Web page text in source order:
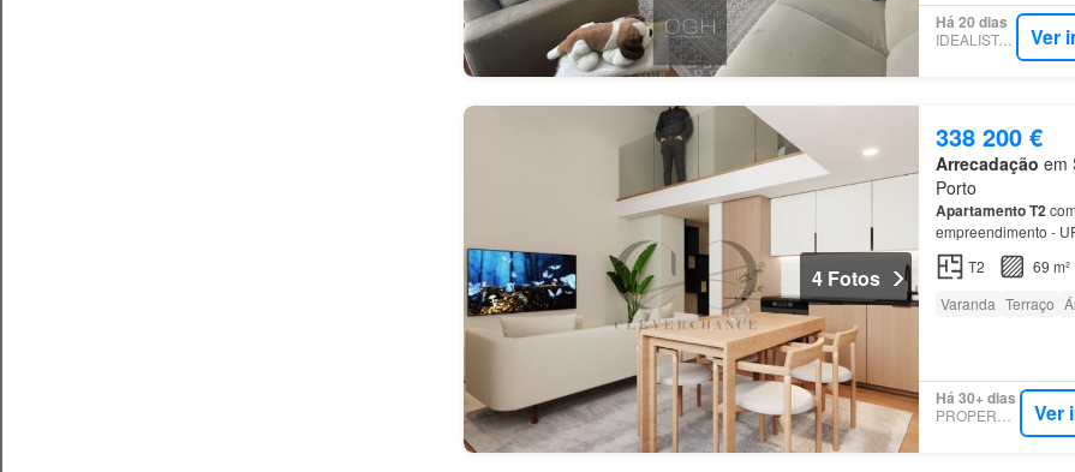
Há 20 dias
IDEALISTA.PT Ver
4 Fotos
338 200 €
Arrecadação em
Porto
ApartamentoT2
empreendimento -
Soluções versáteis
T2
69 m²
Varanda Terraço
Há 30+ dias
Ver